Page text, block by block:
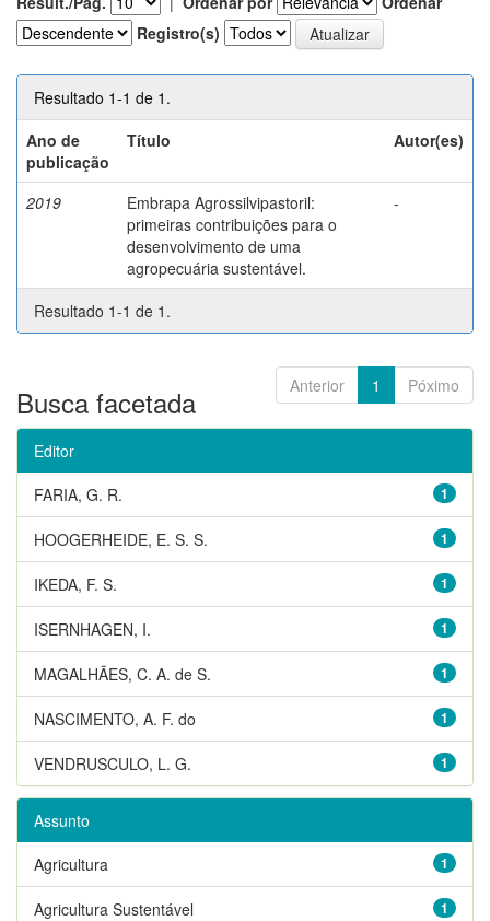
Registro(s)
Resultado 1-1 de 1.
Ano de
publicação
Título Autor(es)
2019
Embrapa Agrossilvipastoril:
primeiras contribuições para o
desenvolvimento de uma
agropecuária sustentável.
-
Resultado 1-1 de 1.
Anterior 1 Póximo
Busca facetada
Editor
1
FARIA, G. R.
1
HOOGERHEIDE, E. S. S.
1
IKEDA, F. S.
1
ISERNHAGEN, I.
1
MAGALHÃES, C. A. de S.
1
NASCIMENTO, A. F. do
1
VENDRUSCULO, L. G.
Assunto
1
Agricultura
1
Agricultura Sustentável